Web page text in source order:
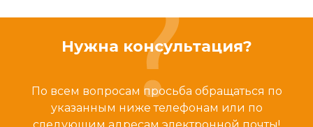
Нужна консультация?
По всем вопросам просьба обращаться по
указанным ниже телефонам или по